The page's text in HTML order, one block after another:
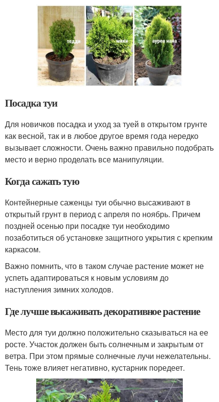
Посадка туи
Для новичков посадка и уход за туей в открытом грунте
как весной, так и в любое другое время года нередко
вызывает сложности. Очень важно правильно подобрать
место и верно проделать все манипуляции.
Когда сажать тую
Контейнерные саженцы туи обычно высаживают в
открытый грунт в период с апреля по ноябрь. Причем
поздней осенью при посадке туи необходимо
позаботиться об установке защитного укрытия с крепким
каркасом.
Важно помнить, что в таком случае растение может не
успеть адаптироваться к новым условиям до
наступления зимних холодов.
Где лучше высаживать декоративное растение
Место для туи должно положительно сказываться на ее
росте. Участок должен быть солнечным и закрытым от
ветра. При этом прямые солнечные лучи нежелательны.
Тень тоже влияет негативно, кустарник поредеет.